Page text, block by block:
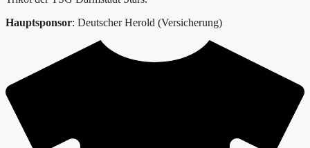
Hauptsponsor: Deutscher Herold (Versicherung)